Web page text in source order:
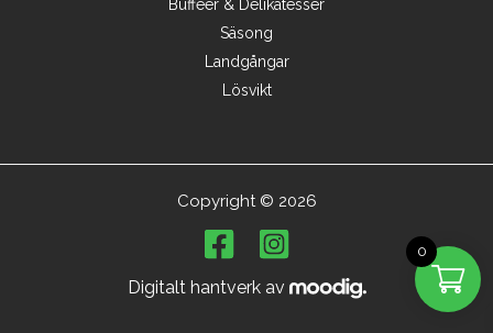
Bufféer & Delikatesser
Säsong
Landgångar
Lösvikt
Copyright © 2026
Digitalt hantverk av
0